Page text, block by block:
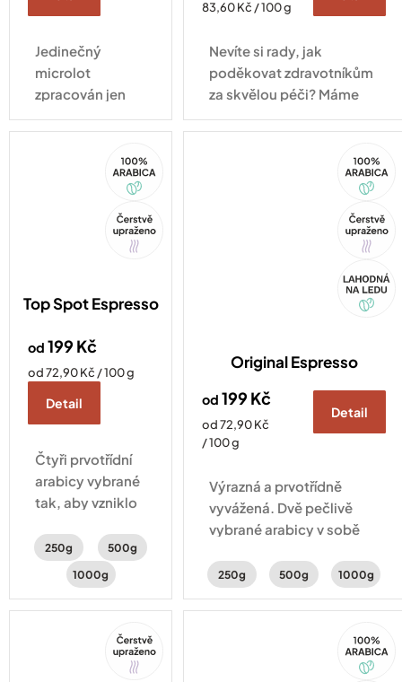
Jedinečný
microlot
zpracován jen
pro
COFFEESPOT
- Každý šálek
má svůj příběh.
Měrná
83,60 Kč / 100 g
Nevíte si rady, jak
poděkovat zdravotníkům
za skvělou péči? Máme
pro vás řešení.
Tip
Arabica
Top Spot Espresso
od 199 Kč
Měrná
od 72,90 Kč / 100 g
Detail
Čtyři prvotřídní
arabicy vybrané
tak, aby vzniklo
espresso. V
lehce sladké
chuti ucítíte
čokoládové a
kakaové tóny.
250g
500g
1000g
Tip
Arabica
Original Espresso
od 199 Kč
Měrná
cena:
od 72,90 Kč
/ 100 g
Detail
Výrazná a prvotřídně
vyvážená. Dvě pečlivě
vybrané arabicy v sobě
mandlové tóny doplněné
ovoce.
250g 500g 1000g
Tip
Arabica